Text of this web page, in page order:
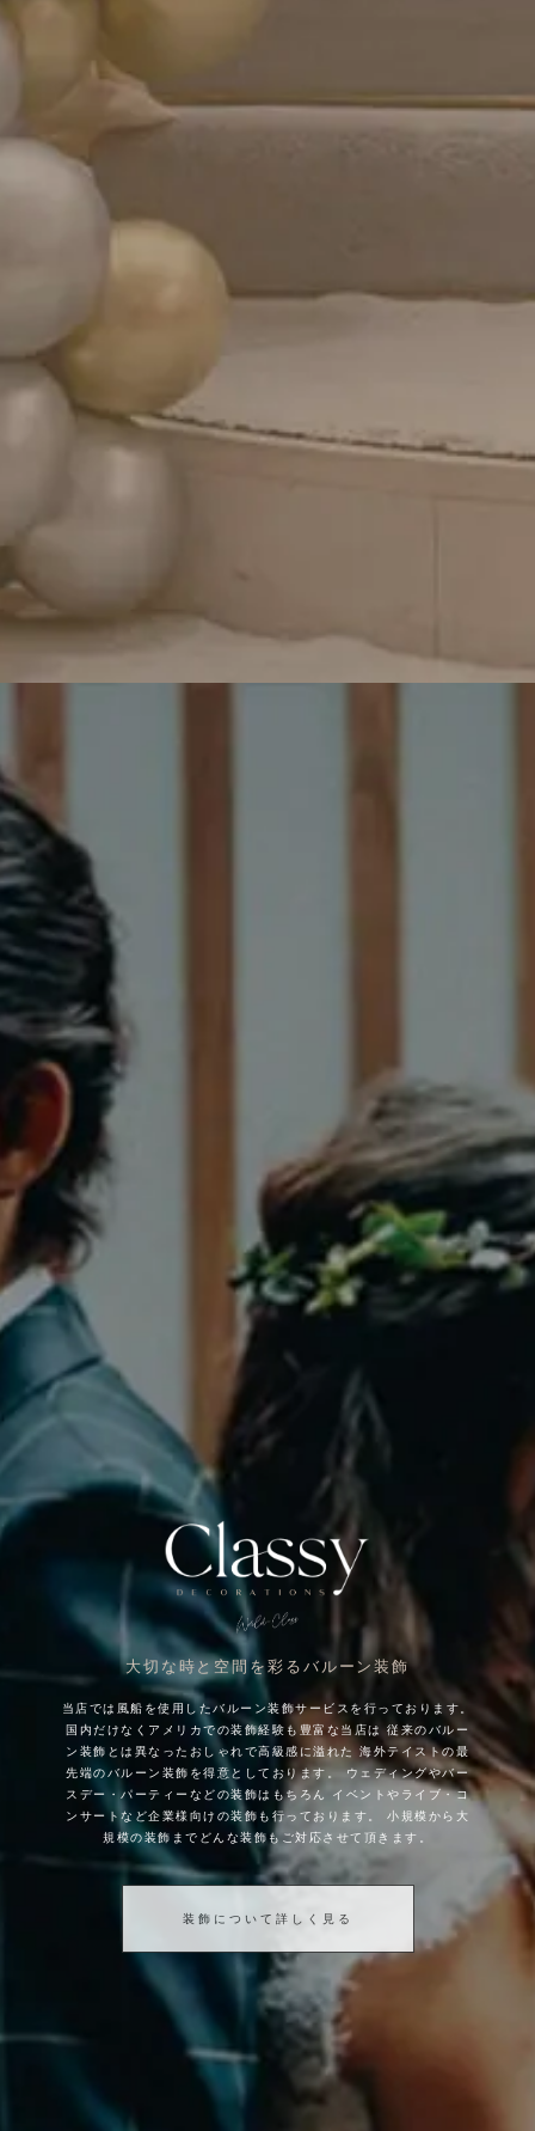
大切な時と空間を彩るバルーン装飾
当店では風船を使用したバルーン装飾サービスを行っております。
国内だけなくアメリカでの装飾経験も豊富な当店は 従来のバルー
ン装飾とは異なったおしゃれで高級感に溢れた
海外テイストの最
先端のバルーン装飾を得意としております。
ウェディングやバー
スデー・パーティーなどの装飾はもちろん
イベントやライブ・コ
ンサートなど企業様向けの装飾も行っております。
小規模から大
規模の装飾までどんな装飾もご対応させて頂きます。
装飾について詳しく見る